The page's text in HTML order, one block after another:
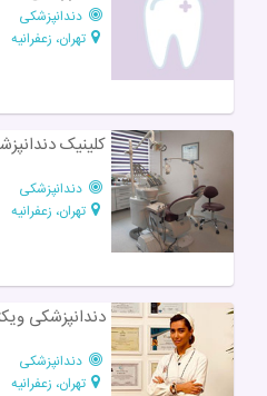
دندانپزشکی
تهران، زعفرانیه
کلینیک
دندانپزشکی
تهران، زعفرانیه
دندانپزشکی
دندانپزشکی
تهران، زعفرانیه